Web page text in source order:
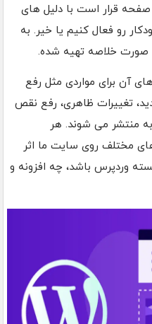
قرار است با دلیل های
رو فعال کنیم یا خیر. به
صورت خلاصه تهیه شده.
آن برای مواردی مثل رفع
تغییرات ظاهری، رفع نقص
منتشر می شوند. هر
مختلف روی سایت ما اثر
وردپرس باشد، چه افزونه و